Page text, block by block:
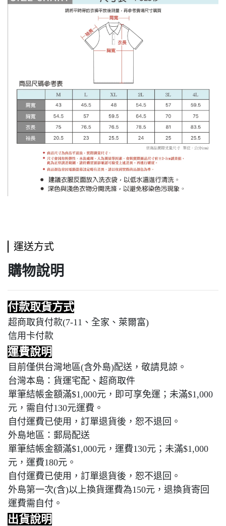
運送方式
購物說明
付款取貨方式
超商取貨付款(7-11、全家、萊爾富)
信用卡付款
運費說明
目前僅供台灣地區(含外島)配送，敬請見諒。
台灣本島：貨運宅配、超商取件
單筆結帳金額滿$1,000元，即可享免運；未滿$1,000
元，需自付130元運費。
自付運費已使用，訂單退貨後，恕不退回。
外島地區：郵局配送
單筆結帳金額滿$1,000元，運費130元；未滿$1,000
元，運費180元。
自付運費已使用，訂單退貨後，恕不退回。
外島第一次(含)以上換貨運費為150元，退換貨寄回
運費需自付。
出貨說明